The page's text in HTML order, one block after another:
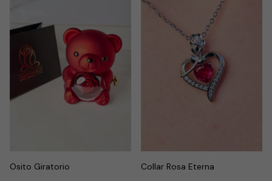
Osito Giratorio Collar Rosa Eterna